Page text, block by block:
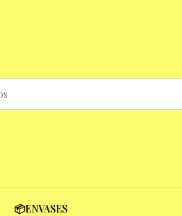
📦ENVASES